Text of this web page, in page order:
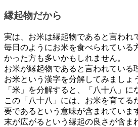
縁起物だから
実は、お米は縁起物であると言われ
毎日のようにお米を食べられている
かった方も多いかもしれません。
お米が縁起物であると言われている
お米という漢字を分解してみましょ
「米」を分解すると、「八十八」に
この「八十八」には、お米を育てる
要であるという意味が含まれていま
末が広がるという縁起の良さが含ま